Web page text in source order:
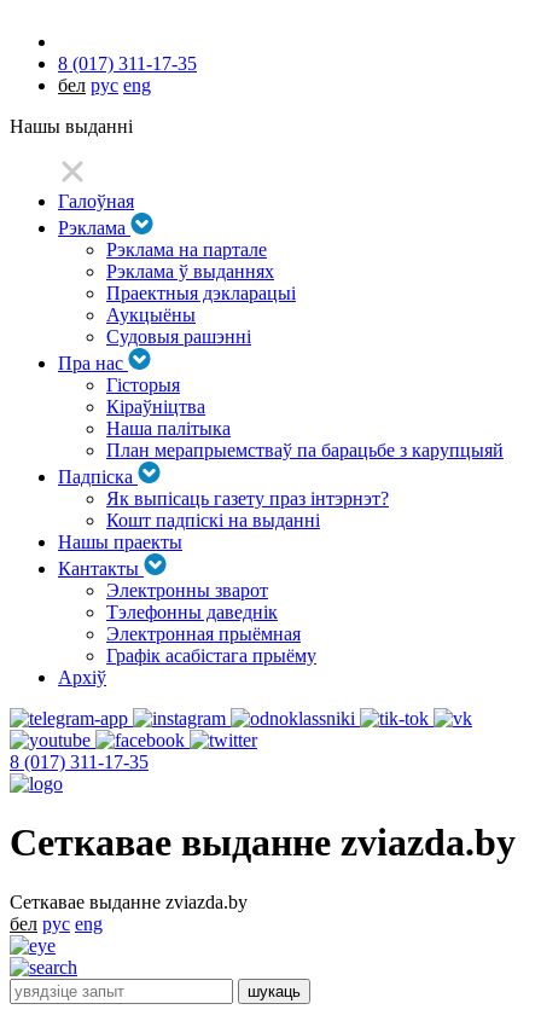
8 (017) 311-17-35
бел рус eng
Нашы выданні
Галоўная
Рэклама
Рэклама на партале
Рэклама ў выданнях
Праектныя дэкларацыі
Аукцыёны
Судовыя рашэнні
Пра нас
Гісторыя
Кіраўніцтва
Наша палітыка
План мерапрыемстваў па барацьбе з карупцыяй
Падпіска
Як выпісаць газету праз інтэрнэт?
Кошт падпіскі на выданні
Нашы праекты
Кантакты
Электронны зварот
Тэлефонны даведнік
Электронная прыёмная
Графік асабістага прыёму
Архіў
8 (017) 311-17-35
Сеткавае выданне zviazda.by
Сеткавае выданне zviazda.by
бел рус eng